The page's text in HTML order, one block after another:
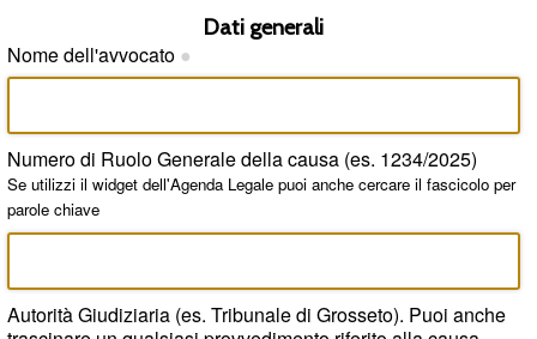
Dati generali
Nome dell'avvocato ●
Numero di Ruolo Generale della causa (es. 1234/2025)
Se utilizzi il widget dell'Agenda Legale puoi anche cercare il fascicolo per
parole chiave
Autorità Giudiziaria (es. Tribunale di Grosseto). Puoi anche